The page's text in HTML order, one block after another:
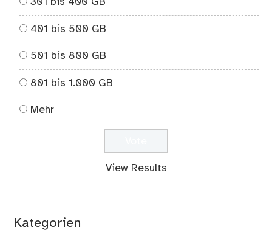
401 bis 500 GB
501 bis 800 GB
801 bis 1.000 GB
Mehr
View Results
Kategorien